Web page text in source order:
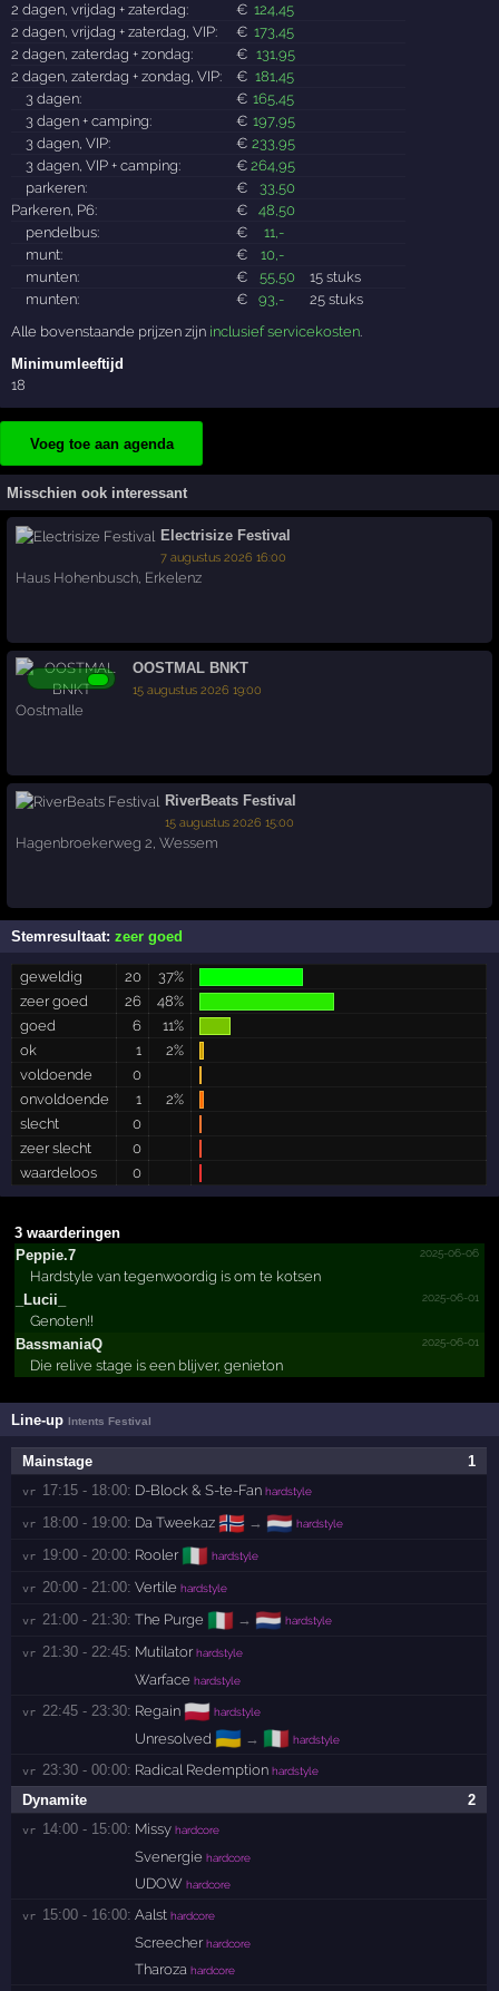
2 dagen, vrijdag + zaterdag:
€ 124,45
2 dagen, vrijdag + zaterdag, VIP:
€ 173,45
2 dagen, zaterdag + zondag:
€ 131,95
2 dagen, zaterdag + zondag, VIP:
€ 181,45
3 dagen:
€ 165,45
3 dagen + camping:
€ 197,95
3 dagen, VIP:
€ 233,95
3 dagen, VIP + camping:
€264,95
parkeren:
€ 33,50
Parkeren, P6:
€ 48,50
pendelbus:
€ 11,-
munt:
€ 10,-
munten:
€ 55,50
15 stuks
munten:
€ 93,-
25 stuks
Alle bovenstaande prijzen zijn inclusief servicekosten.
Minimumleeftijd
18
Voeg toe aan agenda
Misschien ook interessant
Electrisize Festival
7 augustus 2026 16:00
Haus Hohenbusch Erkelenz
OOSTMAL BNKT
15 augustus 2026 19:00
Oostmalle
RiverBeats Festival
15 augustus 2026 15:00
Hagenbroekerweg 2,Wessem
Stemresultaat:zeer goed
geweldig 20
37%
zeer goed
26
48%
goed
6
11%
ok
1
2%
voldoende
0
onvoldoende
1
2%
slecht
0
zeer slecht
0
waardeloos
0
3 waarderingen
Peppie.7
2025-06-06
Hardstyle van tegenwoordig is om te kotsen
_Lucii_
2025-06-01
Genoten!!
BassmaniaQ
2025-06-01
Die relive stage is een blijver, genieton
Line-upIntents Festival
1
Mainstage
vr 17:15 - 18:00: D-Block & S-te-Fan hardstyle
vr 18:00 - 19:00: Da Tweekaz 🇳🇴 → 🇳🇱 hardstyle
vr 19:00 - 20:00: Rooler 🇮🇹 hardstyle
vr 20:00 - 21:00: Vertile hardstyle
vr 21:00 - 21:30: The Purge 🇮🇹 → 🇳🇱 hardstyle
vr 21:30 - 22:45: Mutilator hardstyle
Warface hardstyle
vr 22:45 - 23:30: Regain 🇵🇱 hardstyle
Unresolved 🇺🇦 → 🇮🇹 hardstyle
vr 23:30 - 00:00: Radical Redemption hardstyle
2
Dynamite
vr 14:00 - 15:00: Missy hardcore
Svenergie hardcore
UDOW hardcore
vr 15:00 - 16:00: Aalst hardcore
Screecher hardcore
Tharoza hardcore